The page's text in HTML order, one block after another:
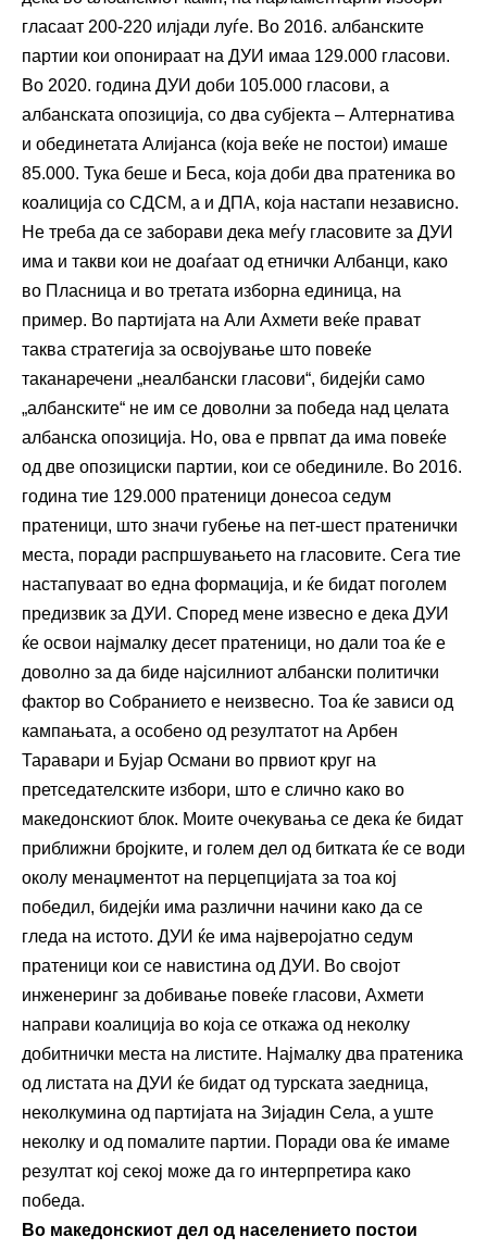
гласаат 200-220 илјади луѓе. Во 2016. албанските
партии кои опонираат на ДУИ имаа 129.000 гласови.
Во 2020. година ДУИ доби 105.000 гласови, а
албанската опозиција, со два субјекта – Алтернатива
и обединетата Алијанса (која веќе не постои) имаше
85.000. Тука беше и Беса, која доби два пратеника во
коалиција со СДСМ, а и ДПА, која настапи независно.
Не треба да се заборави дека меѓу гласовите за ДУИ
има и такви кои не доаѓаат од етнички Албанци, како
во Пласница и во третата изборна единица, на
пример. Во партијата на Али Ахмети веќе прават
таква стратегија за освојување што повеќе
таканаречени „неалбански гласови“, бидејќи само
„албанските“ не им се доволни за победа над целата
албанска опозиција. Но, ова е првпат да има повеќе
од две опозициски партии, кои се обединиле. Во 2016.
година тие 129.000 пратеници донесоа седум
пратеници, што значи губење на пет-шест пратенички
места, поради распршувањето на гласовите. Сега тие
настапуваат во една формација, и ќе бидат поголем
предизвик за ДУИ. Според мене извесно е дека ДУИ
ќе освои најмалку десет пратеници, но дали тоа ќе е
доволно за да биде најсилниот албански политички
фактор во Собранието е неизвесно. Тоа ќе зависи од
кампањата, а особено од резултатот на Арбен
Таравари и Бујар Османи во првиот круг на
претседателските избори, што е слично како во
македонскиот блок. Моите очекувања се дека ќе бидат
приближни бројките, и голем дел од битката ќе се води
околу менаџментот на перцепцијата за тоа кој
победил, бидејќи има различни начини како да се
гледа на истото. ДУИ ќе има најверојатно седум
пратеници кои се навистина од ДУИ. Во својот
инженеринг за добивање повеќе гласови, Ахмети
направи коалиција во која се откажа од неколку
добитнички места на листите. Најмалку два пратеника
од листата на ДУИ ќе бидат од турската заедница,
неколкумина од партијата на Зијадин Села, а уште
неколку и од помалите партии. Поради ова ќе имаме
резултат кој секој може да го интерпретира како
победа.
Во македонскиот дел од населението постои